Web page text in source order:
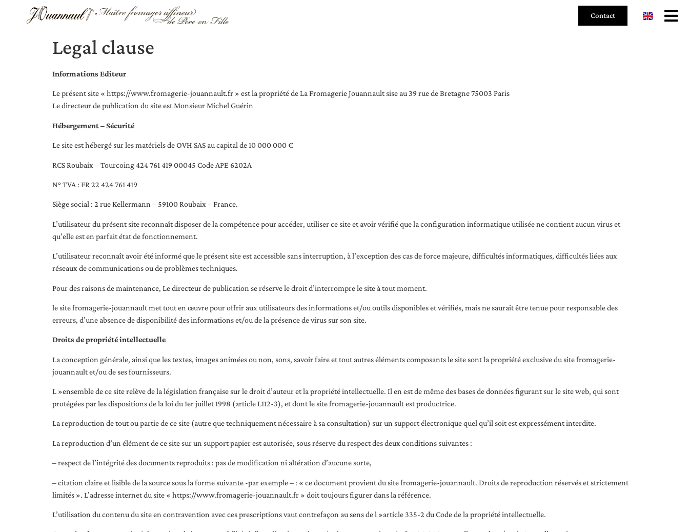
Contact
Legal clause
Informations Editeur
Le présent site « https://www.fromagerie-jouannault.fr » est la propriété de La Fromagerie Jouannault sise au 39 rue de Bretagne 75003 Paris
Le directeur de publication du site est Monsieur Michel Guérin
Hébergement – Sécurité
Le site est hébergé sur les matériels de OVH SAS au capital de 10 000 000 €
RCS Roubaix – Tourcoing 424 761 419 00045 Code APE 6202A
N° TVA : FR 22 424 761 419
Siège social : 2 rue Kellermann – 59100 Roubaix – France.
L’utilisateur du présent site reconnaît disposer de la compétence pour accéder, utiliser ce site et avoir vérifié que la configuration informatique utilisée ne contient aucun virus et
qu’elle est en parfait état de fonctionnement.
L’utilisateur reconnaît avoir été informé que le présent site est accessible sans interruption, à l’exception des cas de force majeure, difficultés informatiques, difficultés liées aux
réseaux de communications ou de problèmes techniques.
Pour des raisons de maintenance, Le directeur de publication se réserve le droit d’interrompre le site à tout moment.
le site fromagerie-jouannault met tout en œuvre pour offrir aux utilisateurs des informations et/ou outils disponibles et vérifiés, mais ne saurait être tenue pour responsable des
erreurs, d’une absence de disponibilité des informations et/ou de la présence de virus sur son site.
Droits de propriété intellectuelle
La conception générale, ainsi que les textes, images animées ou non, sons, savoir faire et tout autres éléments composants le site sont la propriété exclusive du site fromagerie-
jouannault et/ou de ses fournisseurs.
L »ensemble de ce site relève de la législation française sur le droit d’auteur et la propriété intellectuelle. Il en est de même des bases de données figurant sur le site web, qui sont
protégées par les dispositions de la loi du 1er juillet 1998 (article L112-3), et dont le site fromagerie-jouannault est productrice.
La reproduction de tout ou partie de ce site (autre que techniquement nécessaire à sa consultation) sur un support électronique quel qu’il soit est expressément interdite.
La reproduction d’un élément de ce site sur un support papier est autorisée, sous réserve du respect des deux conditions suivantes :
– respect de l’intégrité des documents reproduits : pas de modification ni altération d’aucune sorte,
– citation claire et lisible de la source sous la forme suivante -par exemple – : « ce document provient du site fromagerie-jouannault. Droits de reproduction réservés et strictement
limités ». L’adresse internet du site « https://www.fromagerie-jouannault.fr » doit toujours figurer dans la référence.
L’utilisation du contenu du site en contravention avec ces prescriptions vaut contrefaçon au sens de l »article 335-2 du Code de la propriété intellectuelle.